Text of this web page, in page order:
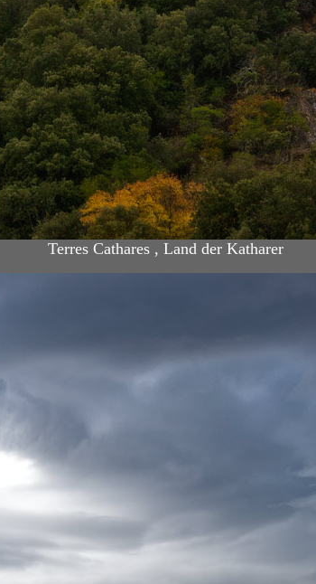
Terres Cathares , Land der Katharer